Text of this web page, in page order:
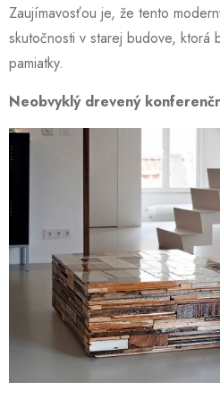
Zaujímavosťou je, že tento
skutočnosti v starej budove, ktorá
pamiatky.
Neobvyklý drevený